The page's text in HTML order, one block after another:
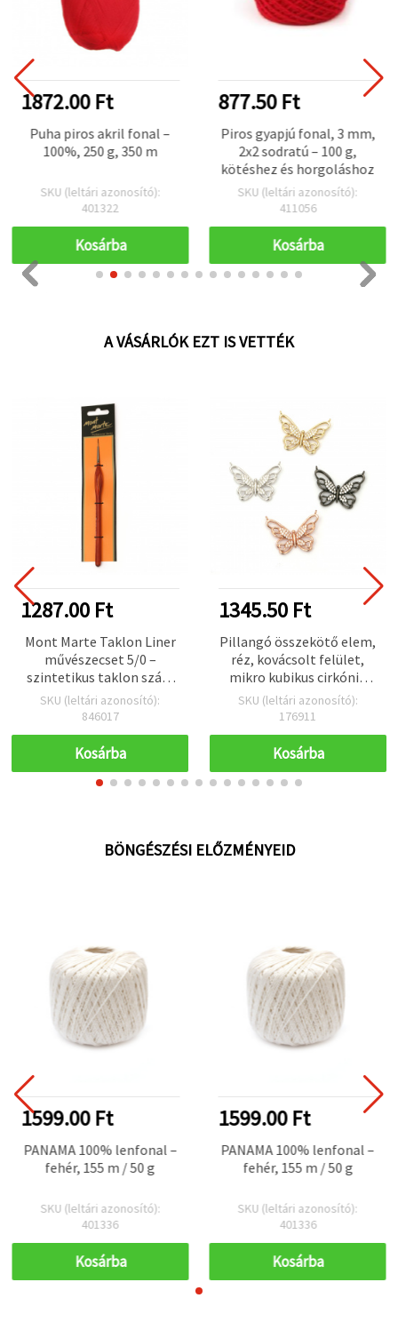
1872.00 Ft
Puha piros akril fonal –
100%, 250 g, 350 m
SKU (leltári azonosító):
401322
Kosárba
877.50 Ft
Piros gyapjú fonal, 3 mm,
2x2 sodratú – 100 g,
kötéshez és horgoláshoz
SKU (leltári azonosító):
411056
Kosárba
A VÁSÁRLÓK EZT IS VETTÉK
1287.00 Ft
Mont Marte Taklon Liner
művészecset 5/0 –
szintetikus taklon szálú
részletező ecset
SKU (leltári azonosító):
846017
Kosárba
1345.50 Ft
Pillangó összekötő elem,
réz, kovácsolt felület,
mikro kubikus cirkónia
kövekkel, aranyszínű,
18x25,5x3 mm, lyuk 0,5
SKU (leltári azonosító):
176911
Kosárba
BÖNGÉSZÉSI ELŐZMÉNYEID
1599.00 Ft
PANAMA 100% lenfonal –
fehér, 155 m / 50 g
SKU (leltári azonosító):
401336
Kosárba
1599.00 Ft
PANAMA 100% lenfonal –
fehér, 155 m / 50 g
SKU (leltári azonosító):
401336
Kosárba